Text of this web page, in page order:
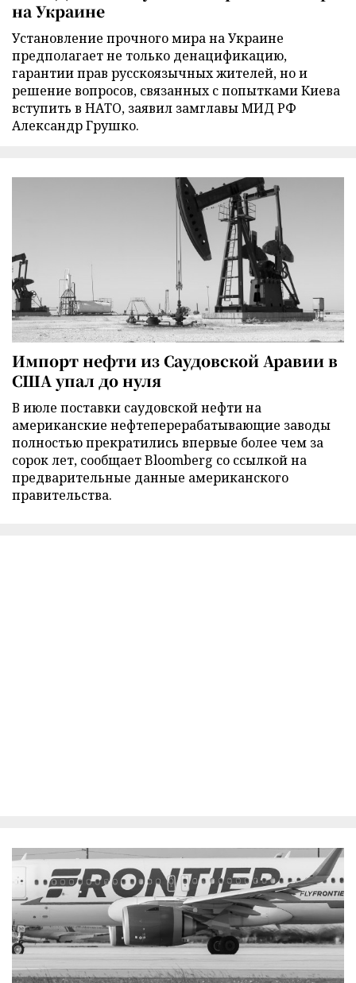
на Украине
Установление прочного мира на Украине
предполагает не только денацификацию,
гарантии прав русскоязычных жителей, но и
решение вопросов, связанных с попытками Киева
вступить в НАТО, заявил замглавы МИД РФ
Александр Грушко.
Импорт нефти из Саудовской Аравии в
США упал до нуля
В июле поставки саудовской нефти на
американские нефтеперерабатывающие заводы
полностью прекратились впервые более чем за
сорок лет, сообщает Bloomberg со ссылкой на
предварительные данные американского
правительства.